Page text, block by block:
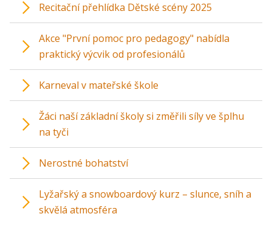
Recitační přehlídka Dětské scény 2025
Akce "První pomoc pro pedagogy" nabídla
praktický výcvik od profesionálů
Karneval v mateřské škole
Žáci naší základní školy si změřili síly ve šplhu
na tyči
Nerostné bohatství
Lyžařský a snowboardový kurz – slunce, sníh a
skvělá atmosféra